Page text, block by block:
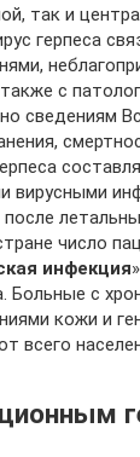
так и
герпеса
с
сведениям
вирусными
число
инфекция
Больные с
кожи и
всего